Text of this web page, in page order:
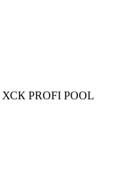
ХСК PROFI POOL